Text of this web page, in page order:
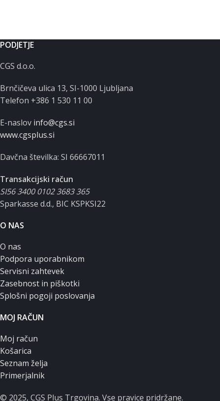
PODJETJE
CGS d.o.o.
Brnčičeva ulica 13, SI-1000 Ljubljana
Telefon +386 1 530 11 00
E-naslov info@cgs.si
www.cgsplus.si
Davčna številka: SI 66667011
Transakcijski račun
SI56 3400 0102 3683 365
Sparkasse d.d., BIC KSPKSI22
O NAS
O nas
Podpora uporabnikom
Servisni zahtevek
Zasebnost in piškotki
Splošni pogoji poslovanja
MOJ RAČUN
Moj račun
Košarica
Seznam želja
Primerjalnik
© 2025, CGS Plus Trgovina. Vse pravice pridržane.